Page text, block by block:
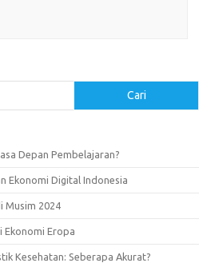
Cari
Depan Pembelajaran?
Ekonomi Digital Indonesia
Musim 2024
Ekonomi Eropa
Kesehatan: Seberapa Akurat?